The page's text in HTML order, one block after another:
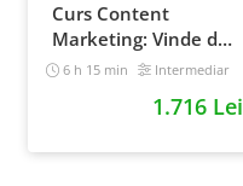
Curs Content
Marketing: Vinde de
10x mai simplu
6 h 15 min Intermediar
1.716 Lei